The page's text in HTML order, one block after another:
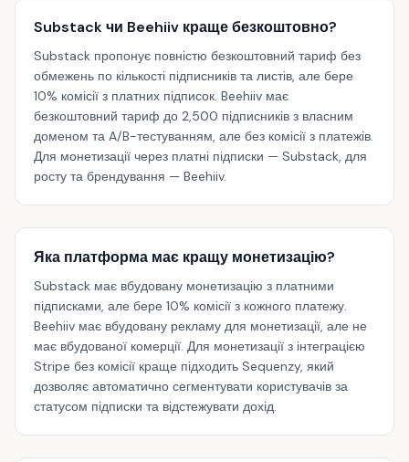
Substack чи Beehiiv краще безкоштовно?
Substack пропонує повністю безкоштовний тариф без
обмежень по кількості підписників та листів, але бере
10% комісії з платних підписок. Beehiiv має
безкоштовний тариф до 2,500 підписників з власним
доменом та A/B-тестуванням, але без комісії з платежів.
Для монетизації через платні підписки — Substack, для
росту та брендування — Beehiiv.
Яка платформа має кращу монетизацію?
Substack має вбудовану монетизацію з платними
підписками, але бере 10% комісії з кожного платежу.
Beehiiv має вбудовану рекламу для монетизації, але не
має вбудованої комерції. Для монетизації з інтеграцією
Stripe без комісії краще підходить Sequenzy, який
дозволяє автоматично сегментувати користувачів за
статусом підписки та відстежувати дохід.